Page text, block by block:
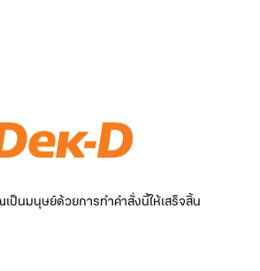
ป็นมนุษย์ด้วยการทำคำสั่งนี้ให้เสร็จสิ้น